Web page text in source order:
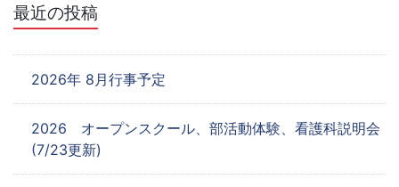
最近の投稿
2026年 8月行事予定
2026 オープンスクール、部活動体験、看護科説明会
(7/23更新)